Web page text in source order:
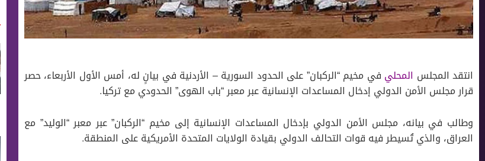
انتقد المجلس المحلي في مخيم “الركبان” على الحدود السورية – الأردنية في بيانٍ له، أمس الأول الأربعاء، حصر
قرار مجلس الأمن الدولي إدخال المساعدات الإنسانية عبر معبر “باب الهوى” الحدودي مع تركيا.
وطالب في بيانه، مجلس الأمن الدولي بإدخال المساعدات الإنسانية إلى مخيم “الركبان” عبر معبر “الوليد” مع
العراق، والذي تُسيطر فيه قوات التحالف الدولي بقيادة الولايات المتحدة الأمريكية على المنطقة.